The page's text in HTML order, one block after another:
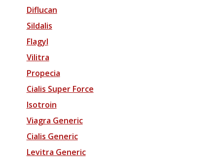
Diflucan
Sildalis
Flagyl
Vilitra
Propecia
Cialis Super Force
Isotroin
Viagra Generic
Cialis Generic
Levitra Generic